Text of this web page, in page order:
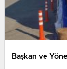
Başkan ve